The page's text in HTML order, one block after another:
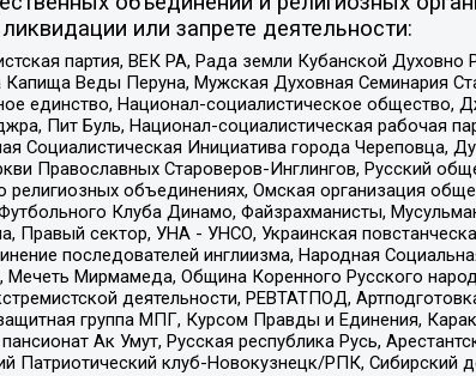
или запрете деятельности:
партия, ВЕК РА, Рада земли Кубанской
Веды Перуна, Мужская Духовная Семинария
единство, Национал-социалистическое
Пит Буль, Национал-социалистическая рабочая
Социалистическая Инициатива города Череповца,
Православных Староверов-Инглингов, Русский
религиозных объединениях, Омская организация
Клуба Динамо, Файзрахманисты,
Правый сектор, УНА - УНСО, Украинская
последователей инглиизма, Народная
Мечеть Мирмамеда, Община Коренного Русского
деятельности, РЕВТАТПОД,
группа МПГ, Курсом Правды и Единения,
Ак Умут, Русская республика Русь,
Патриотический клуб-Новокузнецк/РПК,